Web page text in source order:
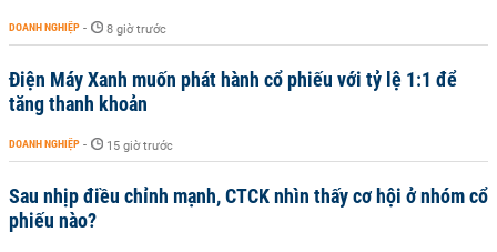
DOANH NGHIỆP - 8 giờ trước
Điện Máy Xanh muốn phát hành cổ phiếu với tỷ lệ 1:1 để
tăng thanh khoản
DOANH NGHIỆP - 15 giờ trước
Sau nhịp điều chỉnh mạnh, CTCK nhìn thấy cơ hội ở nhóm cổ
phiếu nào?